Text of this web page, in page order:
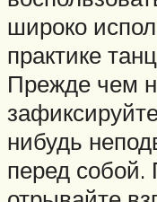
широко
практике
Прежде чем
нибудь
перед собой.